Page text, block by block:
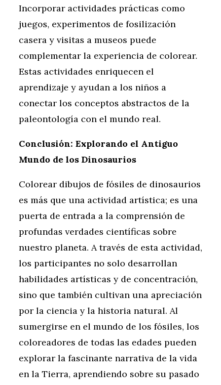
Incorporar actividades prácticas como
juegos, experimentos de fosilización
casera y visitas a museos puede
complementar la experiencia de colorear.
Estas actividades enriquecen el
aprendizaje y ayudan a los niños a
conectar los conceptos abstractos de la
paleontología con el mundo real.
Conclusión: Explorando el Antiguo
Mundo de los Dinosaurios
Colorear dibujos de fósiles de dinosaurios
es más que una actividad artística; es una
puerta de entrada a la comprensión de
profundas verdades científicas sobre
nuestro planeta. A través de esta actividad,
los participantes no solo desarrollan
habilidades artísticas y de concentración,
sino que también cultivan una apreciación
por la ciencia y la historia natural. Al
sumergirse en el mundo de los fósiles, los
coloreadores de todas las edades pueden
explorar la fascinante narrativa de la vida
en la Tierra, aprendiendo sobre su pasado